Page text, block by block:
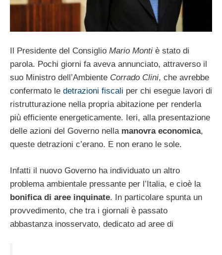
Il Presidente del Consiglio Mario Monti è stato di
parola. Pochi giorni fa aveva annunciato, attraverso il
suo Ministro dell’Ambiente Corrado Clini, che avrebbe
confermato le detrazioni fiscali per chi esegue lavori di
ristrutturazione nella propria abitazione per renderla
più efficiente energeticamente. Ieri, alla presentazione
delle azioni del Governo nella manovra economica,
queste detrazioni c’erano. E non erano le sole.
Infatti il nuovo Governo ha individuato un altro
problema ambientale pressante per l’Italia, e cioè la
bonifica di aree inquinate. In particolare spunta un
provvedimento, che tra i giornali è passato
abbastanza inosservato, dedicato ad aree di